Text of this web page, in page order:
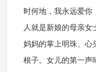
时何地，我永远爱你
人就是新娘的母亲女
妈妈的掌上明珠、心
根子。女儿的第一声